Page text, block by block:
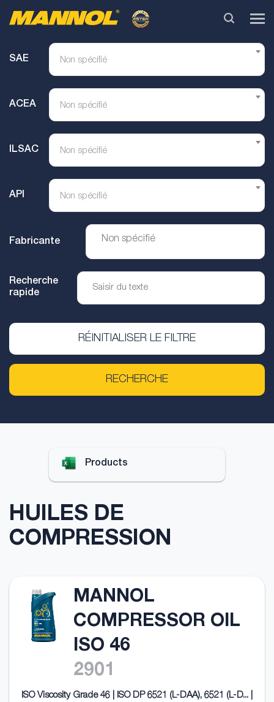
SAE Non spécifié
ACEA Non spécifié
ILSAC Non spécifié
API Non spécifié
Fabricante
Recherche
rapide
RÉINITIALISER LE FILTRE
RECHERCHE
Products
HUILES DE
COMPRESSION
MANNOL
COMPRESSOR OIL
ISO 46
2901
ISO Viscosity Grade 46 | ISO DP 6521 (L-DAA), 6521 (L-D... |